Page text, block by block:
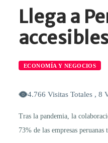
Llega a
ECONOMÍA Y NEGOCIOS
4.766 Visitas Totales , 8
Tras la pandemia, la
73% de las empresas